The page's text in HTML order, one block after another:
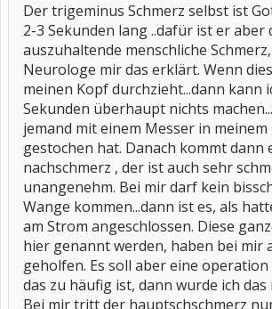
Der trigeminus Schmerz selbst ist
2-3 Sekunden lang ..dafür ist er
auszuhaltende menschliche
Neurologe mir das erklärt. Wenn
meinen Kopf durchzieht...dann kann
Sekunden überhaupt nichts
jemand mit einem Messer in
gestochen hat. Danach kommt dann
nachschmerz , der ist auch sehr
unangenehm. Bei mir darf kein
Wange kommen...dann ist es, als
am Strom angeschlossen. Diese
hier genannt werden, haben bei mir
geholfen. Es soll aber eine operation
das zu häufig ist, dann wurde ich das
Bei mir tritt der hauptschschmerz